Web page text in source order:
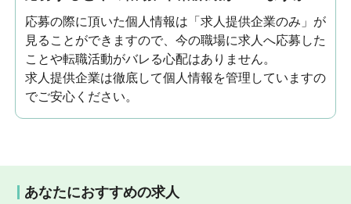
応募の際に頂いた個人情報は「求人提供企業のみ」が
見ることができますので、今の職場に求人へ応募した
ことや転職活動がバレる心配はありません。
求人提供企業は徹底して個人情報を管理していますの
でご安心ください。
あなたにおすすめの求人